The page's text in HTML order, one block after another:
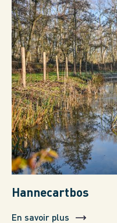
Hannecartbos
En savoir plus